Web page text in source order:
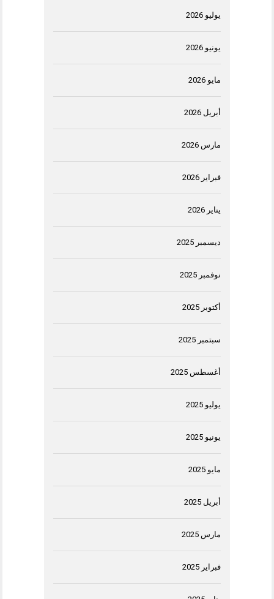
يوليو 2026
يونيو 2026
مايو 2026
أبريل 2026
مارس 2026
فبراير 2026
يناير 2026
ديسمبر 2025
نوفمبر 2025
أكتوبر 2025
سبتمبر 2025
أغسطس 2025
يوليو 2025
يونيو 2025
مايو 2025
أبريل 2025
مارس 2025
فبراير 2025